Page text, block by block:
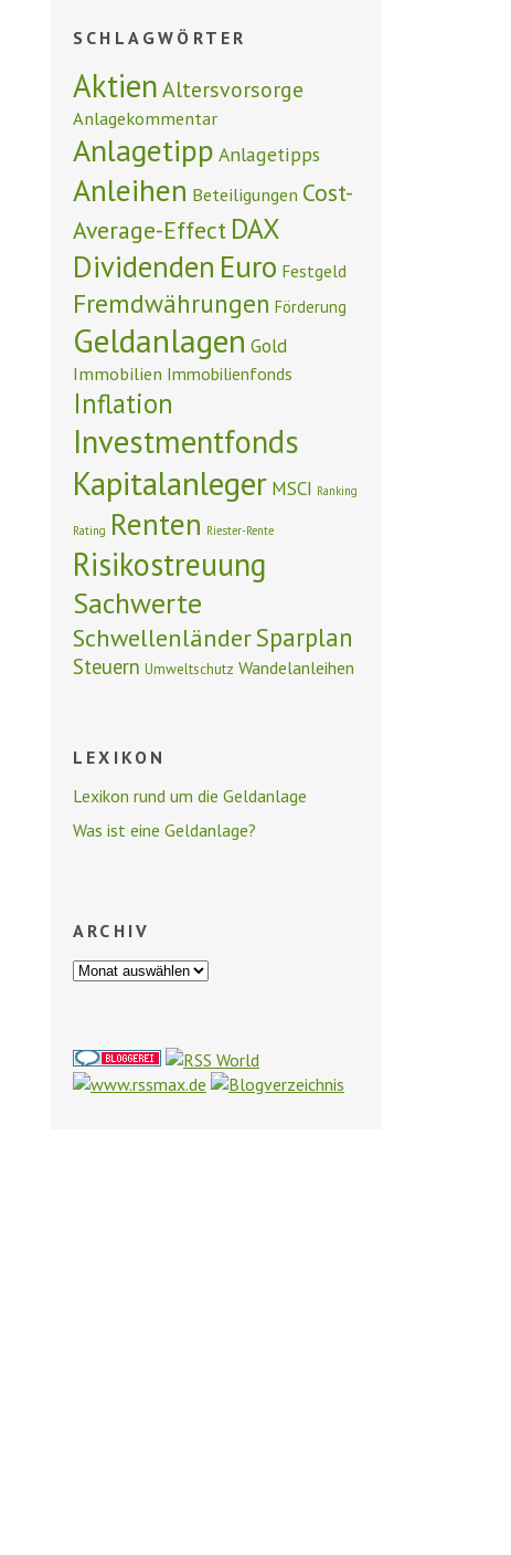
SCHLAGWÖRTER
Aktien Altersvorsorge
Anlagekommentar
Anlagetipp Anlagetipps
Anleihen Beteiligungen Cost-
Average-Effect DAX
Dividenden Euro Festgeld
Fremdwährungen Förderung
Geldanlagen Gold
Immobilien Immobilienfonds
Inflation
Investmentfonds
Kapitalanleger MSCI Ranking
Rating Renten Riester-Rente
Risikostreuung
Sachwerte
SchwellenländerSparplan
Steuern Umweltschutz Wandelanleihen
LEXIKON
Lexikon rund um die Geldanlage
Was ist eine Geldanlage?
ARCHIV